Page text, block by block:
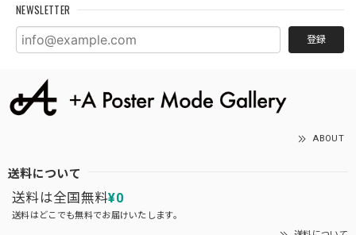
NEWSLETTER
登録
ABOUT
送料について
送料は全国無料¥0
送料はどこでも無料でお届けいたします。